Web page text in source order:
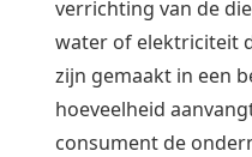
verrichting van de
water of elektriciteit
zijn gemaakt in een
hoeveelheid
consument de